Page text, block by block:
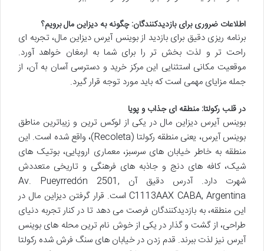
اطلاعات ضروری برای بازدیدکنندگان: چگونه به دیزاین مال برویم؟
برنامه ریزی دقیق برای بازدید از بوینس آیرس دیزاین مال، تجربه ای
راحت تر و لذت بخش تر را برای شما به ارمغان خواهد آورد.
موقعیت مکانی استثنایی این مرکز خرید و دسترسی آسان به آن، از
جمله مزایای مهمی است که باید مورد توجه قرار گیرد.
در قلب رکولتا: منطقه ای جذاب و پویا
بوینس آیرس دیزاین مال در یکی از لوکس ترین و زیباترین مناطق
بوینس آیرس، یعنی منطقه رکولتا (Recoleta)، واقع شده است. این
منطقه به خاطر خیابان های سرسبز، معماری اروپایی، بوتیک های
شیک، کافه های دنج و جاذبه های فرهنگی و تاریخی متعددش
شهرت دارد. آدرس دقیق آن Av. Pueyrredón 2501,
C1113AAX CABA, Argentina است. قرار گرفتن دیزاین مال در
این منطقه، به بازدیدکنندگان فرصت می دهد تا در کنار تجربه دنیای
طراحی، از گشت و گذار در یکی از خوش نام ترین محله های بوینس
آیرس نیز لذت ببرند. قدم زدن در خیابان های سنگ فرش شده رکولتا